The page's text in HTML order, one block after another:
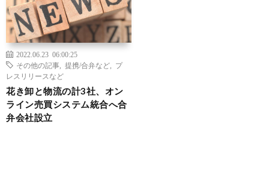
2022.06.23 06:00:25
その他の記事
提携/合弁など
プ
レスリリースなど
花き卸と物流の計3社、オン
ライン売買システム統合へ合
弁会社設立